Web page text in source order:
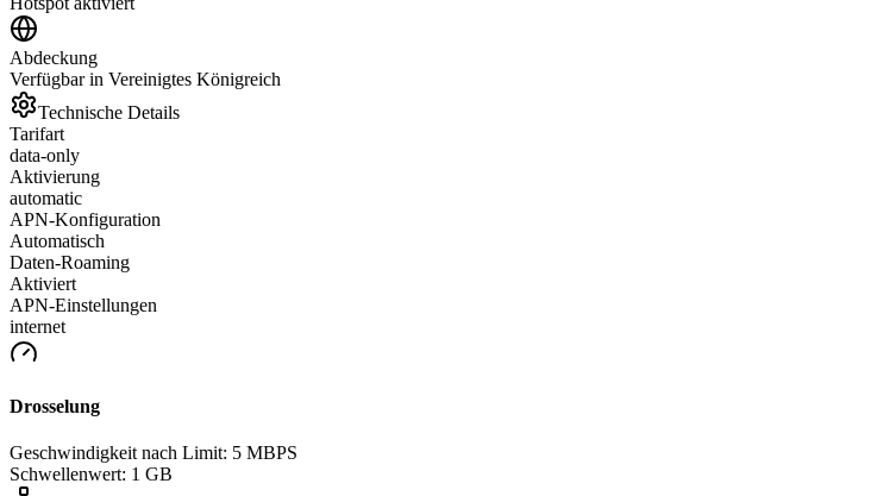
Abdeckung
Verfügbar in Vereinigtes Königreich
Technische Details
Tarifart
data-only
Aktivierung
automatic
APN-Konfiguration
Automatisch
Daten-Roaming
Aktiviert
APN-Einstellungen
internet
Drosselung
Geschwindigkeit nach Limit: 5 MBPS
Schwellenwert: 1 GB